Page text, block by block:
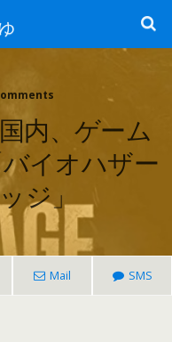
内、ゲーム
イオハザー
ジ」
Mail SMS